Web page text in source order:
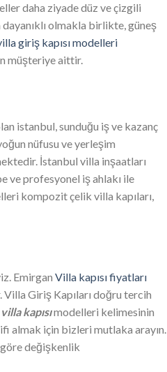
daha ziyade düz ve çizgili
dayanıklı olmakla birlikte, güneş
giriş kapısı modelleri
müşteriye aittir.
istanbul, sunduğu iş ve kazanç
nüfusu ve yerleşim
İstanbul villa inşaatları
ve profesyonel iş ahlakı ile
kompozit çelik villa kapıları,
Emirgan Villa kapısı fiyatları
Villa Giriş Kapıları doğru tercih
kapısımodelleri kelimesinin
almak için bizleri mutlaka arayın.
göre değişkenlik